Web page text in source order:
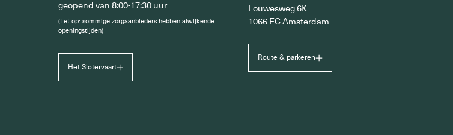
geopend van 8:00-17:30 uur
(Let op: sommige zorgaanbieders hebben afwijkende
openingstijden)
Het Slotervaart
Louwesweg 6K
1066 EC Amsterdam
Route & parkeren